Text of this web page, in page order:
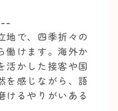
--
地で、四季折々の
働けます。海外か
活かした接客や国
を感じながら、語
けるやりがいある